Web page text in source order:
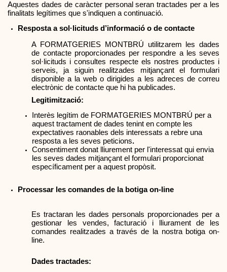
Aquestes dades de caràcter personal seran tractades per a les
finalitats legítimes que s'indiquen a continuació.
Resposta a sol·licituds d’informació o de contacte
A FORMATGERIES MONTBRÚ utilitzarem les dades
de contacte proporcionades per respondre a les seves
sol·licituds i consultes respecte els nostres productes i
serveis, ja siguin realitzades mitjançant el formulari
disponible a la web o dirigides a les adreces de correu
electrònic de contacte que hi ha publicades.
Legitimització:
Interès legítim de FORMATGERIES MONTBRÚ per a
aquest tractament de dades tenint en compte les
expectatives raonables dels interessats a rebre una
resposta a les seves peticions.
Consentiment donat lliurement per l'interessat qui envia
les seves dades mitjançant el formulari proporcionat
específicament per a aquest propòsit.
Processar les comandes de la botiga on-line
Es tractaran les dades personals proporcionades per a
gestionar les vendes, facturació i lliurament de les
comandes realitzades a través de la nostra botiga on-
line.
Dades tractades: